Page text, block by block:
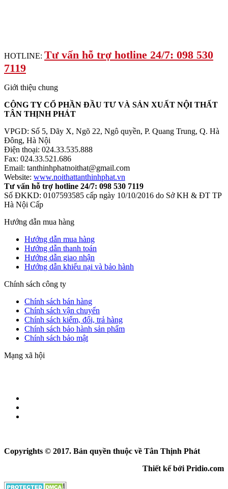
HOTLINE: Tư vấn hỗ trợ hotline 24/7: 098 530
7119
Giới thiệu chung
CÔNG TY CỔ PHẦN ĐẦU TƯ VÀ SẢN XUẤT NỘI THẤT
TÂN THỊNH PHÁT
VPGD: Số 5, Dãy X, Ngõ 22, Ngô quyền, P. Quang Trung, Q. Hà
Đông, Hà Nội
Điện thoại: 024.33.535.888
Fax: 024.33.521.686
Email: tanthinhphatnoithat@gmail.com
Website: www.noithattanthinhphat.vn
Tư vấn hỗ trợ hotline 24/7: 098 530 7119
Số ĐKKD: 0107593585 cấp ngày 10/10/2016 do Sở KH & ĐT TP
Hà Nội Cấp
Hướng dẫn mua hàng
Hướng dẫn mua hàng
Hướng dẫn thanh toán
Hướng dẫn giao nhận
Hướng dẫn khiếu nại và bảo hành
Chính sách công ty
Chính sách bán hàng
Chính sách vận chuyển
Chính sách kiểm, đổi, trả hàng
Chính sách bảo hành sản phẩm
Chính sách bảo mật
Mạng xã hội
Copyrights © 2017. Bản quyền thuộc về Tân Thịnh Phát
Thiết kế bởi Pridio.com